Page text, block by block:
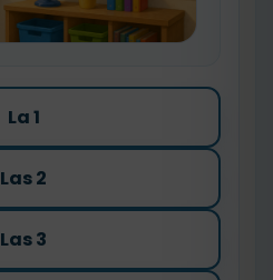
La 1
Las 2
Las 3